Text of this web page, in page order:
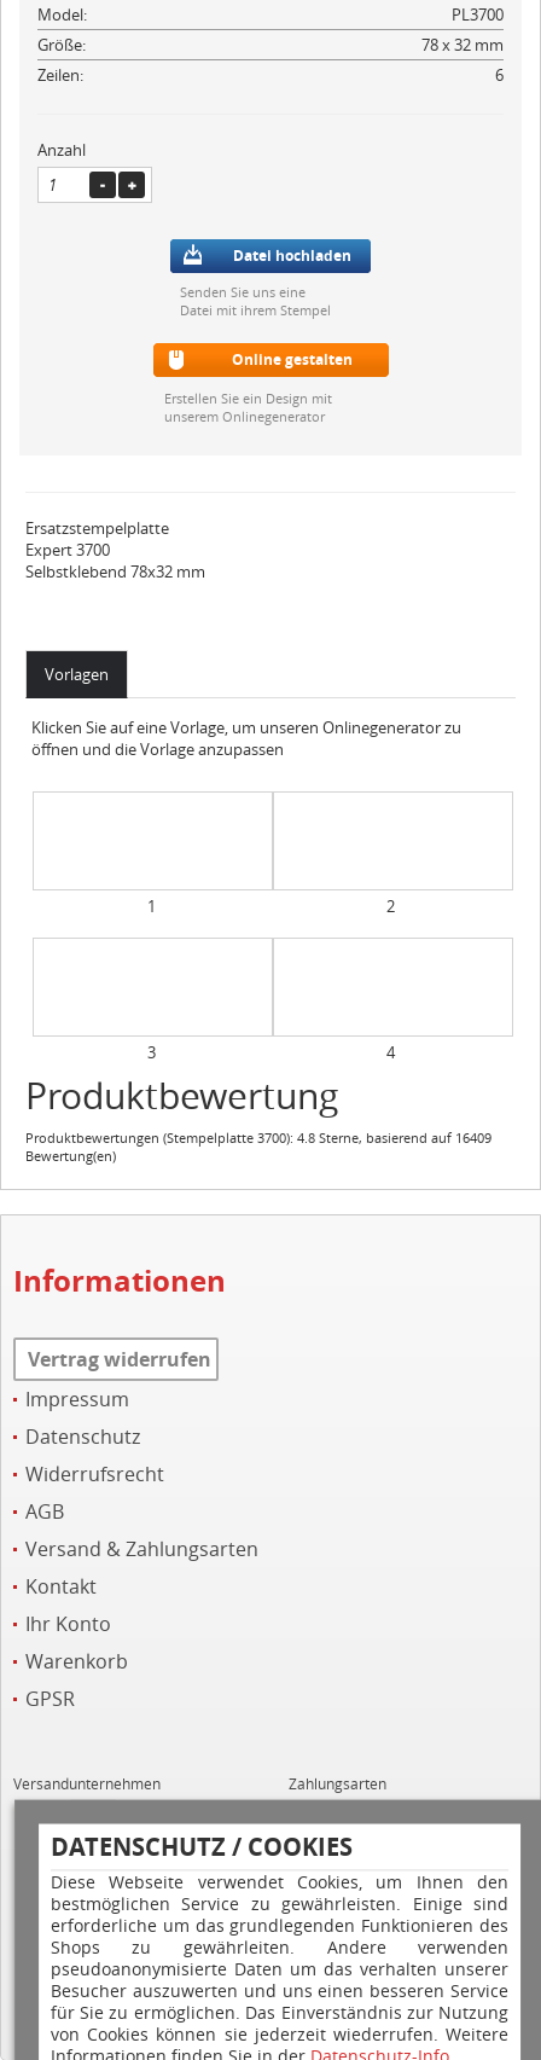
DATENSCHUTZ / COOKIES
Diese Webseite verwendet Cookies, um Ihnen den
bestmöglichen Service zu gewährleisten. Einige sind
erforderliche um das grundlegenden Funktionieren des
Shops zu gewährleiten. Andere verwenden
pseudoanonymisierte Daten um das verhalten unserer
Besucher auszuwerten und uns einen besseren Service
für Sie zu ermöglichen. Das Einverständnis zur Nutzung
von Cookies können sie jederzeit wiederrufen. Weitere
Informationen finden Sie in der Datenschutz-Info.
Model:
PL3700
Größe:
78 x 32 mm
Zeilen:
6
Anzahl
Datei hochladen
Senden Sie uns eine
Datei mit ihrem Stempel
Online gestalten
Erstellen Sie ein Design mit
unserem Onlinegenerator
Ersatzstempelplatte
Expert 3700
Selbstklebend 78x32 mm
Vorlagen
Klicken Sie auf eine Vorlage, um unseren Onlinegenerator zu
öffnen und die Vorlage anzupassen
1 2
3 4
Produktbewertung
Produktbewertungen (Stempelplatte 3700): 4.8 Sterne, basierend auf 16409
Bewertung(en)
Informationen
Vertrag widerrufen
Impressum
Datenschutz
Widerrufsrecht
AGB
Versand & Zahlungsarten
Kontakt
Ihr Konto
Warenkorb
GPSR
Versandunternehmen Zahlungsarten
Hilfe